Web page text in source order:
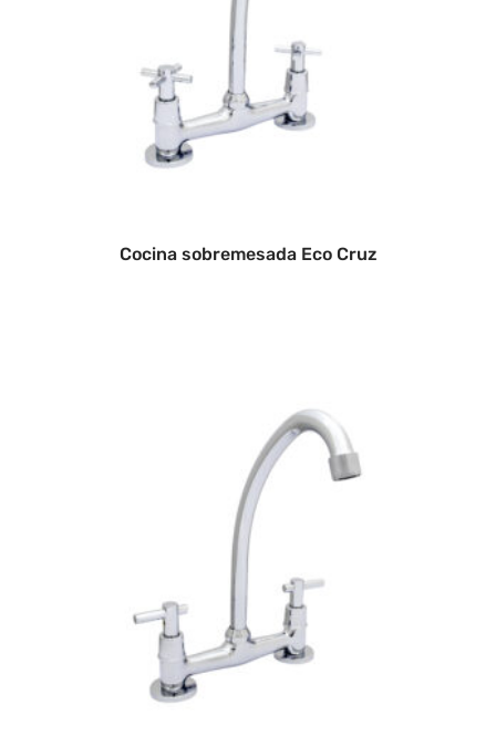
Cocina sobremesada Eco Cruz